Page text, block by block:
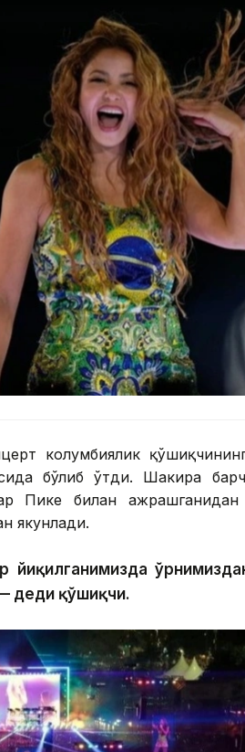
колумбиялик
бўлиб ўтди. Шакира
Пике билан ажрашганидан
якунлади.
йиқилганимизда
деди қўшиқчи.